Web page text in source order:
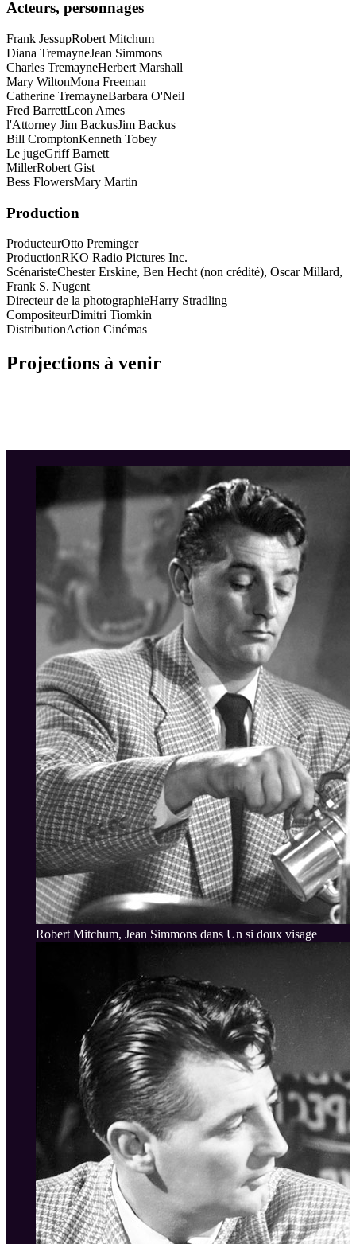
Acteurs, personnages
Frank JessupRobert Mitchum
Diana TremayneJean Simmons
Charles TremayneHerbert Marshall
Mary WiltonMona Freeman
Catherine TremayneBarbara O'Neil
Fred BarrettLeon Ames
l'Attorney Jim BackusJim Backus
Bill CromptonKenneth Tobey
Le jugeGriff Barnett
MillerRobert Gist
Bess FlowersMary Martin
Production
ProducteurOtto Preminger
ProductionRKO Radio Pictures Inc.
ScénaristeChester Erskine, Ben Hecht (non crédité), Oscar Millard,
Frank S. Nugent
Directeur de la photographieHarry Stradling
CompositeurDimitri Tiomkin
DistributionAction Cinémas
Projections à venir
Robert Mitchum, Jean Simmons dans Un si doux visage